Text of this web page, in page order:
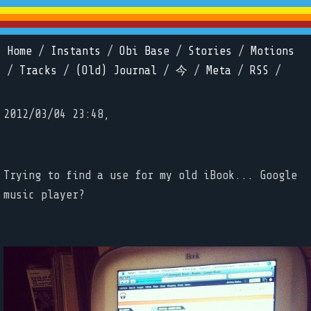
Home / Instants / Obi Base / Stories /
Motions
/ Tracks / (Old) Journal / 今 / Meta / RSS /
2012/03/04 23:48,
Trying to find a use for my old iBook... Google
music player?